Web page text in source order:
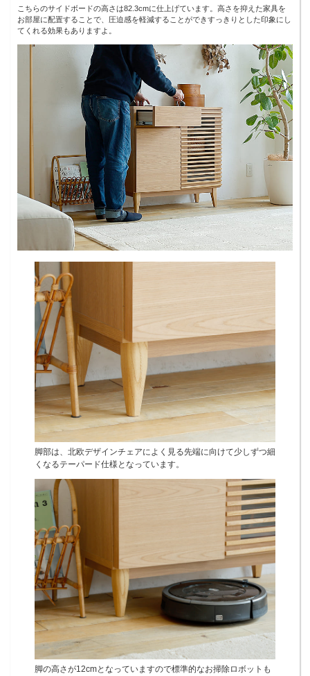
こちらのサイドボードの高さは82.3cmに仕上げています。高さを抑えた家具を
お部屋に配置することで、圧迫感を軽減することができすっきりとした印象にし
てくれる効果もありますよ。
脚部は、北欧デザインチェアによく見る先端に向けて少しずつ細
くなるテーパード仕様となっています。
脚の高さが12cmとなっていますので標準的なお掃除ロボットも